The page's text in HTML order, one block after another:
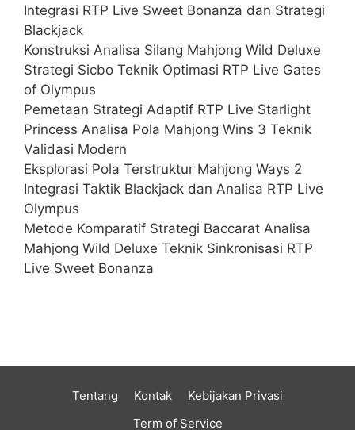
Integrasi RTP Live Sweet Bonanza dan Strategi
Blackjack
Konstruksi Analisa Silang Mahjong Wild Deluxe
Strategi Sicbo Teknik Optimasi RTP Live Gates
of Olympus
Pemetaan Strategi Adaptif RTP Live Starlight
Princess Analisa Pola Mahjong Wins 3 Teknik
Validasi Modern
Eksplorasi Pola Terstruktur Mahjong Ways 2
Integrasi Taktik Blackjack dan Analisa RTP Live
Olympus
Metode Komparatif Strategi Baccarat Analisa
Mahjong Wild Deluxe Teknik Sinkronisasi RTP
Live Sweet Bonanza
Tentang Kontak
Kebijakan Privasi
Term of Service